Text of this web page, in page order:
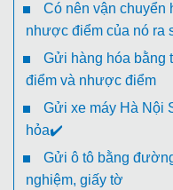
Có nên vận chuyển
nhược điểm của nó ra
Gửi hàng hóa bằng
điểm và nhược điểm
Gửi xe máy Hà Nội
hỏa✔️
Gửi ô tô bằng
nghiệm, giấy tờ